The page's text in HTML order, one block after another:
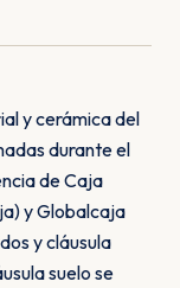
y cerámica del
durante el
de Caja
y Globalcaja
y cláusula
suelo se